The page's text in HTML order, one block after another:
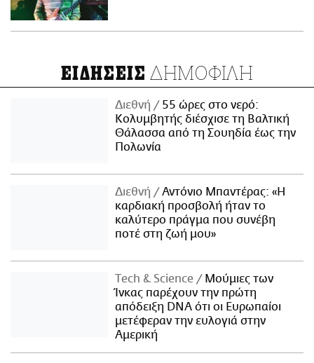
ΕΙΔΗΣΕΙΣ ΔΗΜΟΦΙΛΗ
Διεθνή
55 ώρες στο νερό:
Κολυμβητής διέσχισε τη Βαλτική
Θάλασσα από τη Σουηδία έως την
Πολωνία
Διεθνή
Αντόνιο Μπαντέρας: «Η
καρδιακή προσβολή ήταν το
καλύτερο πράγμα που συνέβη
ποτέ στη ζωή μου»
Τech & Science
Μούμιες των
Ίνκας παρέχουν την πρώτη
απόδειξη DNA ότι οι Ευρωπαίοι
μετέφεραν την ευλογιά στην
Αμερική